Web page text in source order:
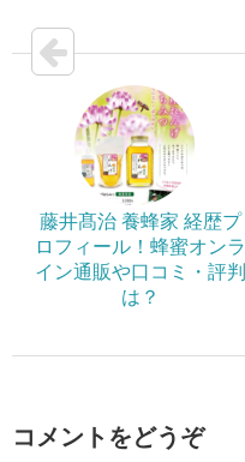
藤井髙治 養蜂家 経歴プ
ロフィール！蜂蜜オンラ
イン通販や口コミ・評判
は？
コメントをどうぞ